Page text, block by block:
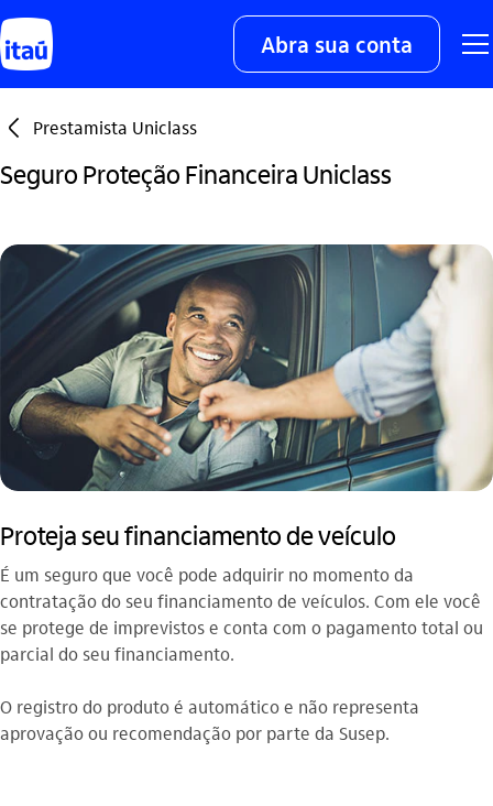
Abra sua conta
seta_esquerda Prestamista Uniclass
Seguro Proteção Financeira Uniclass
Proteja seu financiamento de veículo
É um seguro que você pode adquirir no momento da
contratação do seu financiamento de veículos. Com ele você
se protege de imprevistos e conta com o pagamento total ou
parcial do seu financiamento.
O registro do produto é automático e não representa
aprovação ou recomendação por parte da Susep.